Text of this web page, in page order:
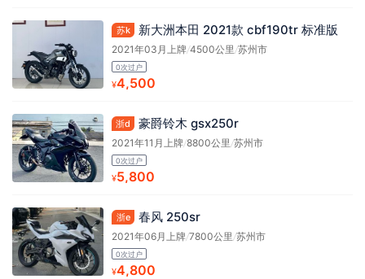
苏k 新大洲本田 2021款 cbf190tr 标准版
2021年03月上牌/4500公里/苏州市
0次过户
¥4,500
浙d 豪爵铃木 gsx250r
2021年11月上牌/8800公里/苏州市
0次过户
¥5,800
浙e 春风 250sr
2021年06月上牌/7800公里/苏州市
0次过户
¥4,800